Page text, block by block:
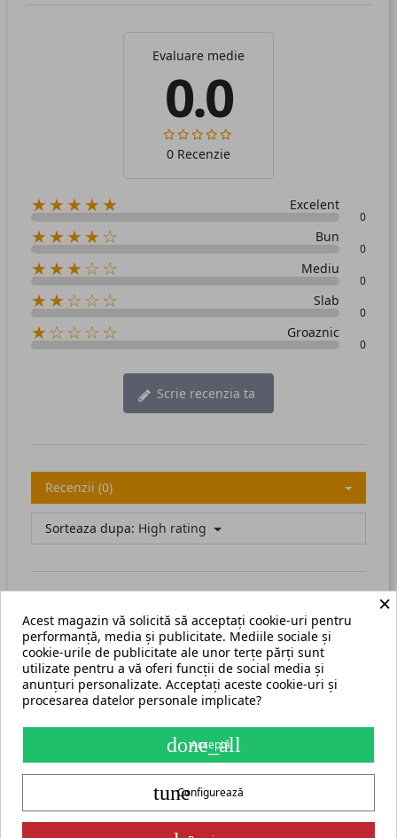
Evaluare medie
0.0
0 Recenzie
★★★★★ Excelent
0
★★★★☆ Bun
0
★★★☆☆ Mediu
0
★★☆☆☆ Slab
0
★☆☆☆☆ Groaznic
0
Scrie recenzia ta
Recenzii (0)
Sorteaza dupa: High rating
There are no available reviews.Scrie recenzia ta.
Termeni și condiții Harta site
S.C. ECHIPAMENTE ROMANIA s.r.l.
str. Grigore Ghica Voda nr. 3, Iași, cod postal 700503
contact@cormak.ro
+40 775 333 666
Partener oficial exclusiv al producătorului CORMAK Jerzy Zalewski
✆Contact
×
Acest magazin vă solicită să acceptați cookie-uri pentru
performanță, media și publicitate. Mediile sociale și
cookie-urile de publicitate ale unor terțe părți sunt
utilizate pentru a vă oferi funcții de social media și
anunțuri personalizate. Acceptați aceste cookie-uri și
procesarea datelor personale implicate?
done_all
Acceptă
tuneConfigurează